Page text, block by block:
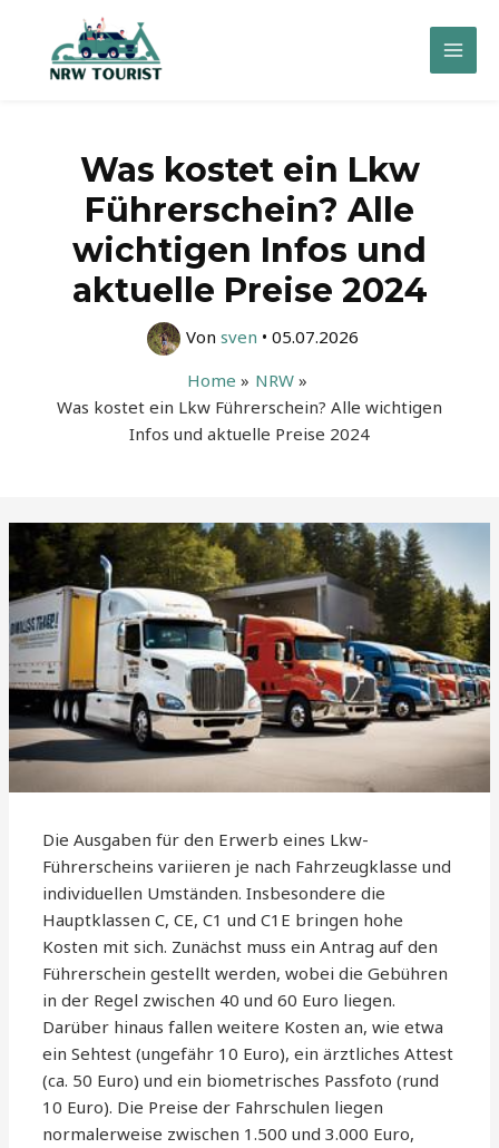
springen
Main
Was kostet ein Lkw
Führerschein? Alle
wichtigen Infos und
aktuelle Preise 2024
Von sven • 05.07.2026
Home
NRW
Was kostet ein Lkw Führerschein? Alle wichtigen
Infos und aktuelle Preise 2024
Die Ausgaben für den Erwerb eines Lkw-
Führerscheins variieren je nach Fahrzeugklasse und
individuellen Umständen. Insbesondere die
Hauptklassen C, CE, C1 und C1E bringen hohe
Kosten mit sich. Zunächst muss ein Antrag auf den
Führerschein gestellt werden, wobei die Gebühren
in der Regel zwischen 40 und 60 Euro liegen.
Darüber hinaus fallen weitere Kosten an, wie etwa
ein Sehtest (ungefähr 10 Euro), ein ärztliches Attest
(ca. 50 Euro) und ein biometrisches Passfoto (rund
10 Euro). Die Preise der Fahrschulen liegen
normalerweise zwischen 1.500 und 3.000 Euro,